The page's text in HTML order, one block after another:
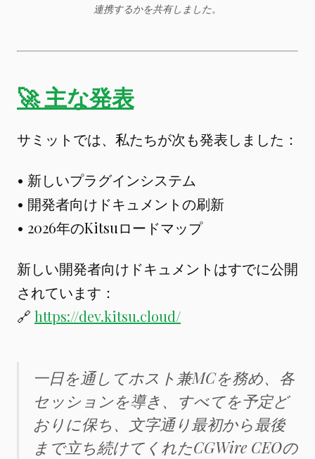
連携するかを共有しました。
🚀 主な発表
サミットでは、私たちが次も発表しました：
• 新しいプラグインシステム
• 開発者向けドキュメントの刷新
• 2026年のKitsuロードマップ
新しい開発者向けドキュメントはすでに公開
されています：
🔗 https://dev.kitsu.cloud/
一日を通してホスト兼MCを務め、各
セッションを導き、すべてを予定ど
おりに保ち、文字通り最初から最後
まで立ち続けてくれたCGWire CEOの